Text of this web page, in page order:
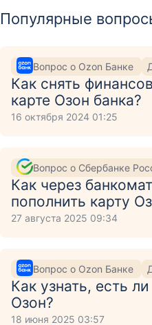
Популярные
Вопрос о Ozon Банке
Как снять
карте Озон банка?
16 октября 2024 01:25
Вопрос о Сбербанке
Как через
пополнить карту
27 августа 2025 09:34
Вопрос о Ozon Банке
Как узнать, есть
Озон?
18 июня 2025 03:57